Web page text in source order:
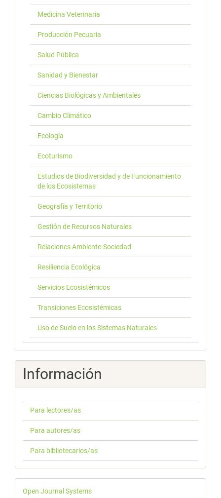
Medicina Veterinaria
Producción Pecuaria
Salud Pública
Sanidad y Bienestar
Ciencias Biológicas y Ambientales
Cambio Climático
Ecología
Ecoturismo
Estudios de Biodiversidad y de Funcionamiento
de los Ecosistemas
Geografía y Territorio
Gestión de Recursos Naturales
Relaciones Ambiente-Sociedad
Resiliencia Ecológica
Servicios Ecosistémicos
Transiciones Ecosistémicas
Uso de Suelo en los Sistemas Naturales
Información
Para lectores/as
Para autores/as
Para bibliotecarios/as
Desarrollado
Open Journal Systems